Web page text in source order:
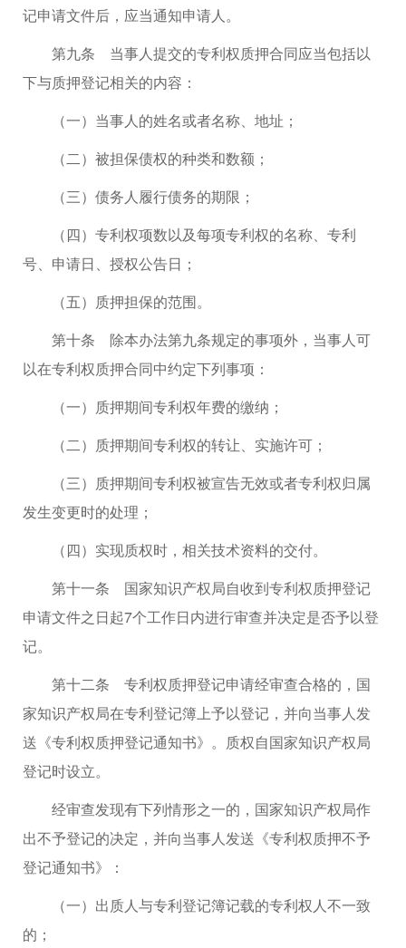
记申请文件后，应当通知申请人。
第九条 当事人提交的专利权质押合同应当包括以
下与质押登记相关的内容：
（一）当事人的姓名或者名称、地址；
（二）被担保债权的种类和数额；
（三）债务人履行债务的期限；
（四）专利权项数以及每项专利权的名称、专利
号、申请日、授权公告日；
（五）质押担保的范围。
第十条 除本办法第九条规定的事项外，当事人可
以在专利权质押合同中约定下列事项：
（一）质押期间专利权年费的缴纳；
（二）质押期间专利权的转让、实施许可；
（三）质押期间专利权被宣告无效或者专利权归属
发生变更时的处理；
（四）实现质权时，相关技术资料的交付。
第十一条 国家知识产权局自收到专利权质押登记
申请文件之日起7个工作日内进行审查并决定是否予以登
记。
第十二条 专利权质押登记申请经审查合格的，国
家知识产权局在专利登记簿上予以登记，并向当事人发
送《专利权质押登记通知书》。质权自国家知识产权局
登记时设立。
经审查发现有下列情形之一的，国家知识产权局作
出不予登记的决定，并向当事人发送《专利权质押不予
登记通知书》：
（一）出质人与专利登记簿记载的专利权人不一致
的；